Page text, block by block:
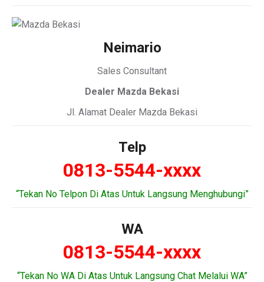
Neimario
Sales Consultant
Dealer Mazda Bekasi
Jl. Alamat Dealer Mazda Bekasi
Telp
0813-5544-xxxx
“Tekan No Telpon Di Atas Untuk Langsung Menghubungi”
WA
0813-5544-xxxx
“Tekan No WA Di Atas Untuk Langsung Chat Melalui WA”